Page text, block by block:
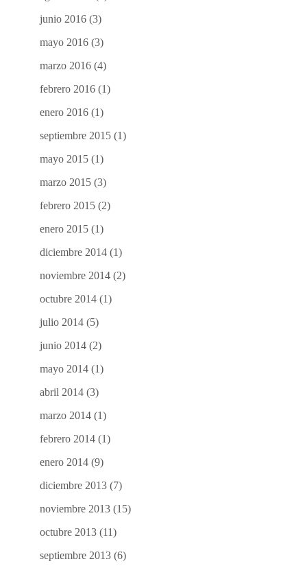
junio 2016 (3)
mayo 2016 (3)
marzo 2016 (4)
febrero 2016 (1)
enero 2016 (1)
septiembre 2015 (1)
mayo 2015 (1)
marzo 2015 (3)
febrero 2015 (2)
enero 2015 (1)
diciembre 2014 (1)
noviembre 2014 (2)
octubre 2014 (1)
julio 2014 (5)
junio 2014 (2)
mayo 2014 (1)
abril 2014 (3)
marzo 2014 (1)
febrero 2014 (1)
enero 2014 (9)
diciembre 2013 (7)
noviembre 2013 (15)
octubre 2013 (11)
septiembre 2013 (6)